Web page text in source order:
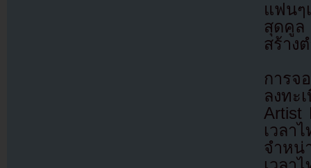
แฟนๆ
สุดคูล
สร้าง
การจ
ลงทะ
Artist
เวลา
จำหน่